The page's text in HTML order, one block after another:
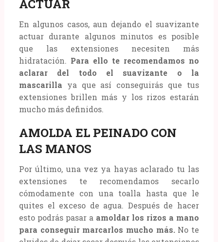
ACTUAR
En algunos casos, aun dejando el suavizante
actuar durante algunos minutos es posible
que las extensiones necesiten más
hidratación. Para ello te recomendamos no
aclarar del todo el suavizante o la
mascarilla ya que así conseguirás que tus
extensiones brillen más y los rizos estarán
mucho más definidos.
AMOLDA EL PEINADO CON
LAS MANOS
Por último, una vez ya hayas aclarado tu las
extensiones te recomendamos secarlo
cómodamente con una toalla hasta que le
quites el exceso de agua. Después de hacer
esto podrás pasar a amoldar los rizos a mano
para conseguir marcarlos mucho más.No te